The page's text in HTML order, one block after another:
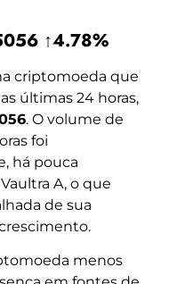
↑4.78%
criptomoeda que
últimas 24 horas,
. O volume de
foi
há pouca
A, o que
de sua
menos